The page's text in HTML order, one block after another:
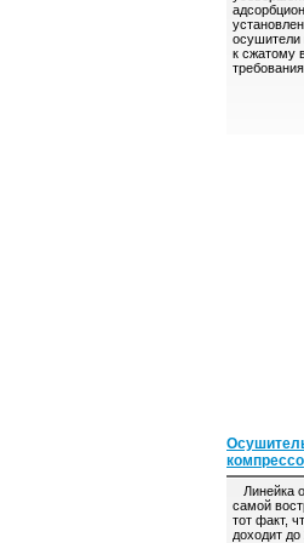
осушители
к сжатому
требования.
Линейка
самой
тот факт,
доходит